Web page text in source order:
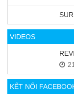
VIDEOS
KẾT NỐI